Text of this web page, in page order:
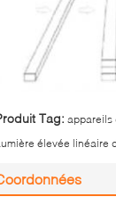
Tag: appareils
élevée linéaire